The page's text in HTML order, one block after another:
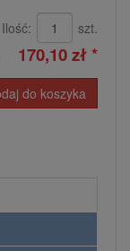
Ilość:
szt.
170,10 zł *
do koszyka